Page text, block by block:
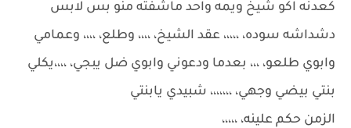
كعدنه اكو شيخ ويمه واحد ماشفته منو بس لابس
دشداشه سوده، ،،،،، عقد الشيخ، ،،،، وطلع، ،،،، وعمامي
وابوي طلعو، ،،، بعدما ودعوني وابوي ضل يبجي، ،،،،يكلي
بنتي بيضي وجهي، ،،،،،،، شبيدي يابنتي
الزمن حكم علينه، ،،،،،